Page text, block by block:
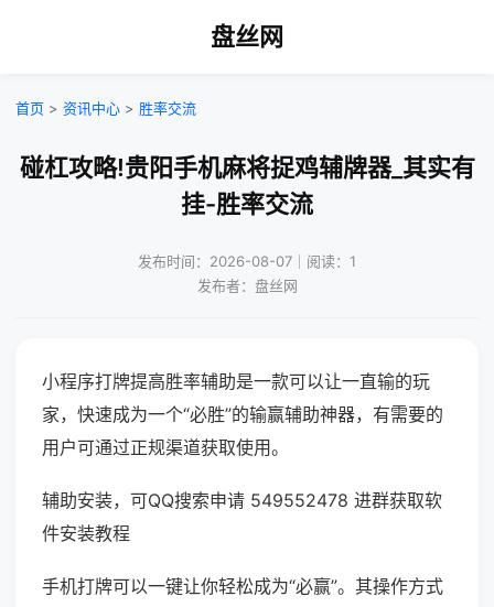
盘丝网
首页 > 资讯中心 > 胜率交流
碰杠攻略!贵阳手机麻将捉鸡辅牌器_其实有
挂-胜率交流
发布时间：2026-08-07｜阅读：1
发布者：盘丝网
小程序打牌提高胜率辅助是一款可以让一直输的玩
家，快速成为一个“必胜”的输赢辅助神器，有需要的
用户可通过正规渠道获取使用。
辅助安装，可QQ搜索申请 549552478 进群获取软
件安装教程
手机打牌可以一键让你轻松成为“必赢”。其操作方式